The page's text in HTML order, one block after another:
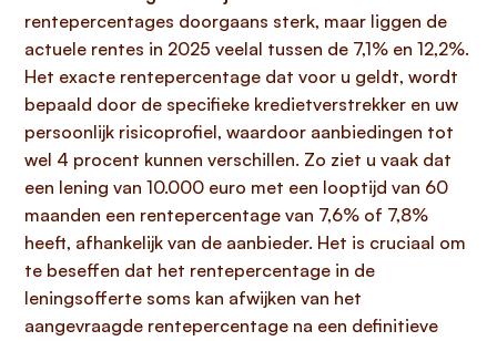
rentepercentages doorgaans sterk, maar liggen de
actuele rentes in 2025 veelal tussen de 7,1% en 12,2%.
Het exacte rentepercentage dat voor u geldt, wordt
bepaald door de specifieke kredietverstrekker en uw
persoonlijk risicoprofiel, waardoor aanbiedingen tot
wel 4 procent kunnen verschillen. Zo ziet u vaak dat
een lening van 10.000 euro met een looptijd van 60
maanden een rentepercentage van 7,6% of 7,8%
heeft, afhankelijk van de aanbieder. Het is cruciaal om
te beseffen dat het rentepercentage in de
leningsofferte soms kan afwijken van het
aangevraagde rentepercentage na een definitieve